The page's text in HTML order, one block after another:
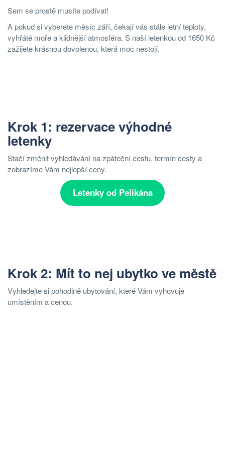
Sem se prostě musíte podívat!
A pokud si vyberete měsíc září, čekají vás stále letní teploty,
vyhřáté moře a klidnější atmosféra. S naší letenkou od 1650 Kč
zažijete krásnou dovolenou, která moc nestojí.
Krok 1: rezervace výhodné
letenky
Stačí změnit vyhledávání na zpáteční cestu, termín cesty a
zobrazíme Vám nejlepší ceny.
Letenky od Pelikána
Krok 2: Mít to nej ubytko ve městě
Vyhledejte si pohodlně ubytování, které Vám vyhovuje
umístěním a cenou.